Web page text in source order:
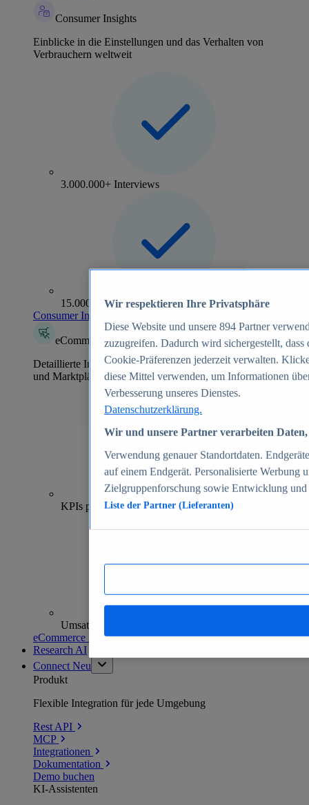
Consumer Insights
Einblicke in die Einstellungen und das Verhalten von
Verbrauchern weltweit
3.000.000+ Interviews
15.000+ Marken
Consumer Insights entdecken
eCommerce Insights
Detaillierte Informationen zu mehr als 39.000 Online-Shops
und Marktplätzen
70+
KPIs pro Shop
Umsatzanalysen und -prognosen
eCommerce Insights entdecken
Research AI
Connect Neu
Produkt
Flexible Integration für jede Umgebung
Rest API
MCP
Integrationen
Dokumentation
Demo buchen
KI-Assistenten
Wir respektieren Ihre Privatsphäre
Diese Website und unsere 894 Partner
zuzugreifen. Dadurch wird sichergestellt,
Cookie-Präferenzen jederzeit verwalten.
diese Mittel verwenden, um Informationen
Verbesserung unseres Dienstes.
Datenschutzerklärung.
Wir und unsere Partner verarbeiten
Verwendung genauer Standortdaten.
auf einem Endgerät. Personalisierte Werbung
Zielgruppenforschung sowie Entwicklung
Liste der Partner (Lieferanten)